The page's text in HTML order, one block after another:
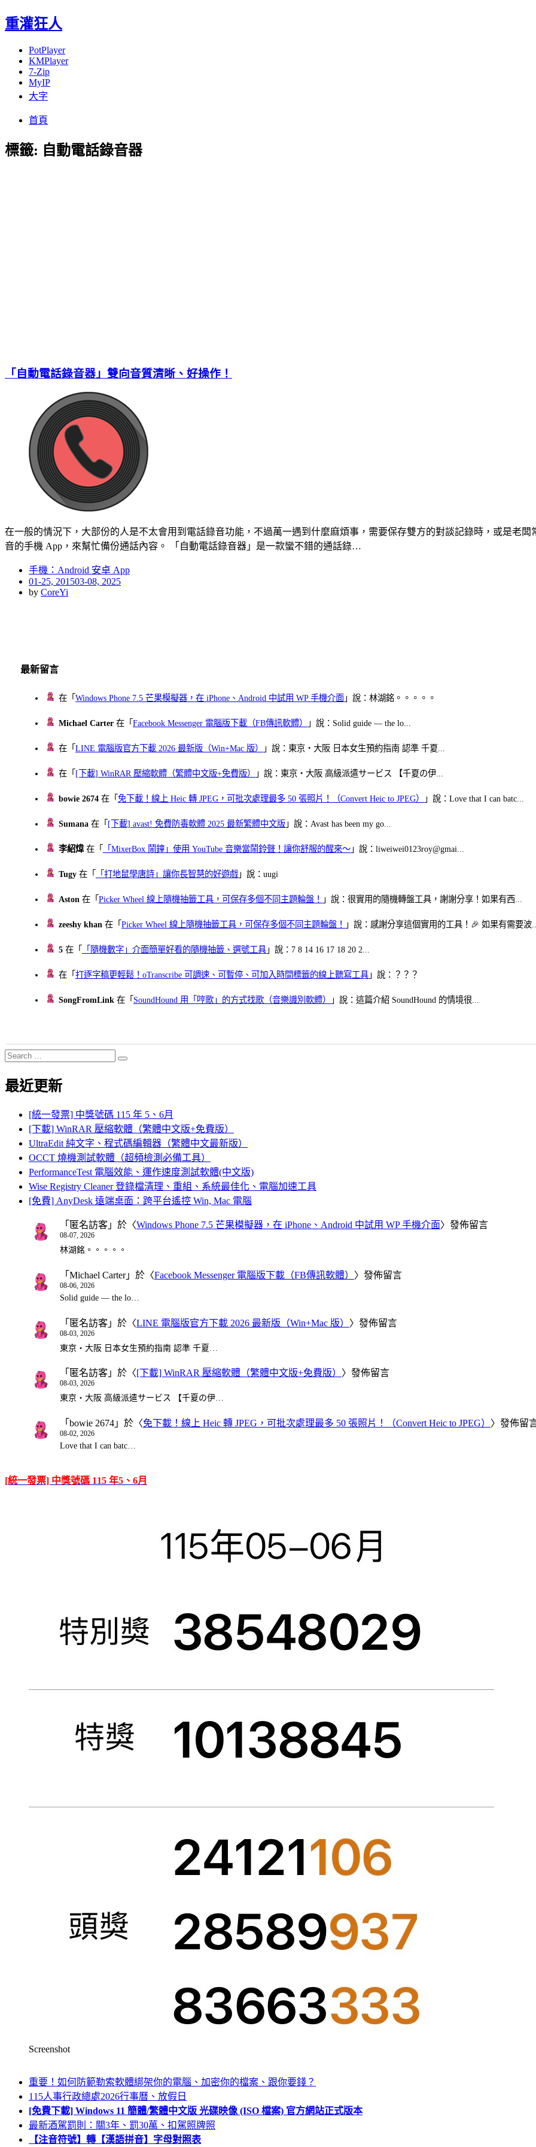
重灌狂人
PotPlayer
KMPlayer
7-Zip
MyIP
大字
首頁
標籤: 自動電話錄音器
「自動電話錄音器」雙向音質清晰、好操作！
在一般的情況下，大部份的人是不太會用到電話錄音功能，不過萬一遇到什麼麻煩事，需要保存雙方的對談記錄時，或是老
音的手機 App，來幫忙備份通話內容。 「自動電話錄音器」是一款蠻不錯的通話錄…
手機：Android 安卓 App
Posted
on
01-25, 201503-08, 2025
by CoreYi
最新留言
在「Windows Phone 7.5 芒果模擬器，在 iPhone、Android 中試用 WP 手機介面 」說：林湖銘。。。。。
Michael Carter 在「Facebook Messenger 電腦版下載（FB傳訊軟體） 」說：Solid guide — the lo...
在「LINE 電腦版官方下載 2026 最新版（Win+Mac 版） 」說：東京・大阪 日本女生預約指南 認準 千夏...
在「 [下載] WinRAR 壓縮軟體（繁體中文版+免費版） 」說：東京・大阪 高級派遣サービス 【千夏の伊...
bowie 2674 在「免下載！線上 Heic 轉 JPEG，可批次處理最多 50 張照片！（Convert Heic to JPEG） 」說：Love that I can batc...
Sumana 在「 [下載] avast! 免費防毒軟體 2025 最新繁體中文版 」說：Avast has been my go...
李紹煒在「 「MixerBox 鬧鐘」使用 YouTube 音樂當鬧鈴聲！讓你舒服的醒來～ 」說：liweiwei0123roy@gmai...
Tugy 在「 「打地鼠學唐詩」讓你長智慧的好遊戲 」說：uugi
Aston 在「Picker Wheel 線上隨機抽籤工具，可保存多個不同主題輪盤！ 」說：很實用的隨機轉盤工具，謝謝分享！如果有西...
zeeshy khan 在「Picker Wheel 線上隨機抽籤工具，可保存多個不同主題輪盤！ 」說：感謝分享這個實用的工具！🎉 如果有需要波
5 在「 「隨機數字」介面簡單好看的隨機抽籤、選號工具 」說：7 8 14 16 17 18 20 2...
在「打逐字稿更輕鬆！oTranscribe 可調速、可暫停、可加入時間標籤的線上聽寫工具 」說：？？？
SongFromLink 在「 SoundHound 用「哼歌」的方式找歌（音樂識別軟體） 」說：這篇介紹 SoundHound 的情境很...
Search
for:
Search
最近更新
[統一發票] 中獎號碼 115 年 5、6月
[下載] WinRAR 壓縮軟體（繁體中文版+免費版）
UltraEdit 純文字、程式碼編輯器（繁體中文最新版）
OCCT 燒機測試軟體（超頻檢測必備工具）
PerformanceTest 電腦效能、運作速度測試軟體(中文版)
Wise Registry Cleaner 登錄檔清理、重組、系統最佳化、電腦加速工具
[免費] AnyDesk 遠端桌面：跨平台遙控 Win, Mac 電腦
「 匿名訪客 」於〈Windows Phone 7.5 芒果模擬器，在 iPhone、Android 中試用 WP 手機介面〉發佈留言
08-07, 2026
林湖銘。。。。。
「 Michael Carter」於〈Facebook Messenger 電腦版下載（FB傳訊軟體） 〉發佈留言
08-06, 2026
Solid guide — the lo…
「 匿名訪客 」於〈LINE 電腦版官方下載 2026 最新版（Win+Mac 版） 〉發佈留言
08-03, 2026
東京・大阪 日本女生預約指南 認準 千夏…
「 匿名訪客 」於〈[下載] WinRAR 壓縮軟體（繁體中文版+免費版） 〉發佈留言
08-03, 2026
東京・大阪 高級派遣サービス 【千夏の伊…
「 bowie 2674 」於〈免下載！線上 Heic 轉 JPEG，可批次處理最多 50 張照片！（Convert Heic to JPEG） 〉發佈留
08-02, 2026
Love that I can batc…
[統一發票] 中獎號碼 115 年5、6月
Screenshot
重要！如何防範勒索軟體綁架你的電腦、加密你的檔案、跟你要錢？
115人事行政總處2026行事曆、放假日
[免費下載] Windows 11 簡體/繁體中文版 光碟映像 (ISO 檔案) 官方網站正式版本
最新酒駕罰則：關3年、罰30萬、扣駕照牌照
【注音符號】轉【漢語拼音】字母對照表